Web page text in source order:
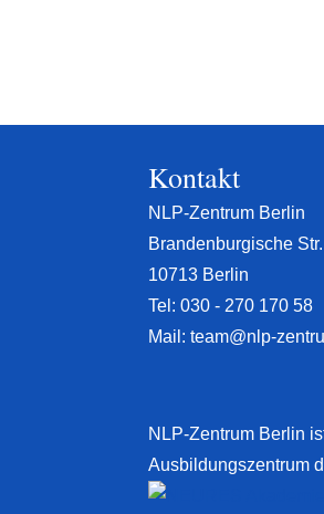
Kontakt
NLP-Zentrum Berlin
Brandenburgische
10713 Berlin
Tel:030 - 270 170 58
Mail:team@nlp-
NLP-Zentrum Berlin
Ausbildungszentrum